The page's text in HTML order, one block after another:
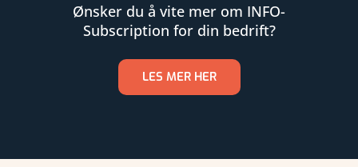
Ønsker du å vite mer om INFO-
Subscription for din bedrift?
LES MER HER